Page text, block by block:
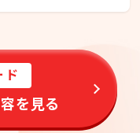
ド
を見る